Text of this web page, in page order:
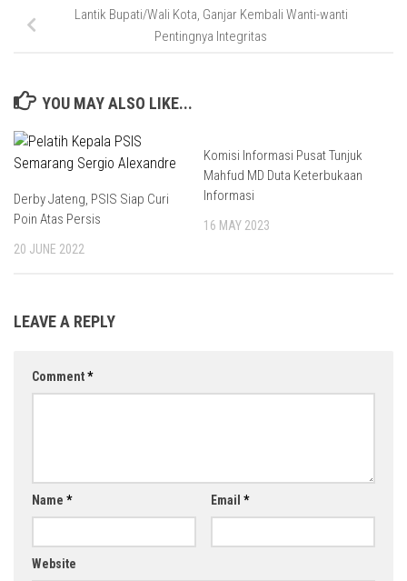
Lantik Bupati/Wali Kota, Ganjar Kembali Wanti-wanti
Pentingnya Integritas
YOU MAY ALSO LIKE...
Derby Jateng, PSIS Siap Curi
Poin Atas Persis
20 JUNE 2022
Komisi Informasi Pusat Tunjuk
Mahfud MD Duta Keterbukaan
Informasi
16 MAY 2023
LEAVE A REPLY
Comment*
Name * Email *
Website